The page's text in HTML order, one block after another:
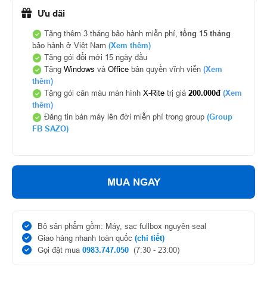
Ưu đãi
Tặng thêm 3 tháng bảo hành miễn phí, tổng 15 tháng
bảo hành ở Việt Nam (Xem thêm)
Tặng gói đổi mới 15 ngày đầu
Tặng Windows và Office bản quyền vĩnh viễn (Xem
thêm)
Tặng gói cân màu màn hình X-Rite trị giá 200.000đ (Xem
thêm)
Đăng tin bán máy lên đời miễn phí trong group (Group
FB SAZO)
MUA NGAY
Bộ sản phẩm gồm: Máy, sạc fullbox nguyên seal
Giao hàng nhanh toàn quốc (chi tiết)
Gọi đặt mua 0983.747.050 (7:30 - 23:00)